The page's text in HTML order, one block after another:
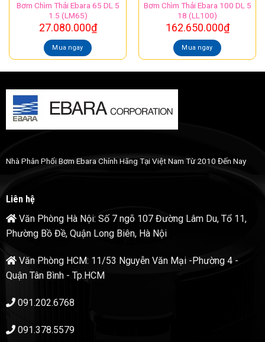
Bơm Chìm Thải Ebara 65 DL 5
1.5 (LM65)
27.080.000₫
Mua ngay
Bơm Chìm Thải Ebara 100 DL 5
18 (LL100)
162.650.000₫
Mua ngay
Nhà Phân Phối Bơm Ebara Chính Hãng Tại Việt Nam Từ 2010 Đến Nay
Liên hệ
Văn Phòng Hà Nội: Số 7 ngõ 107 Đường Lâm Du, Tổ 11,
Phường Bồ Đề, Quận Long Biên, Hà Nội
Văn Phòng HCM: 11/53 Nguyễn Văn Mại -Phường 4 -
Quận Tân Bình - Tp.HCM
091.202.6768
091.378.5579